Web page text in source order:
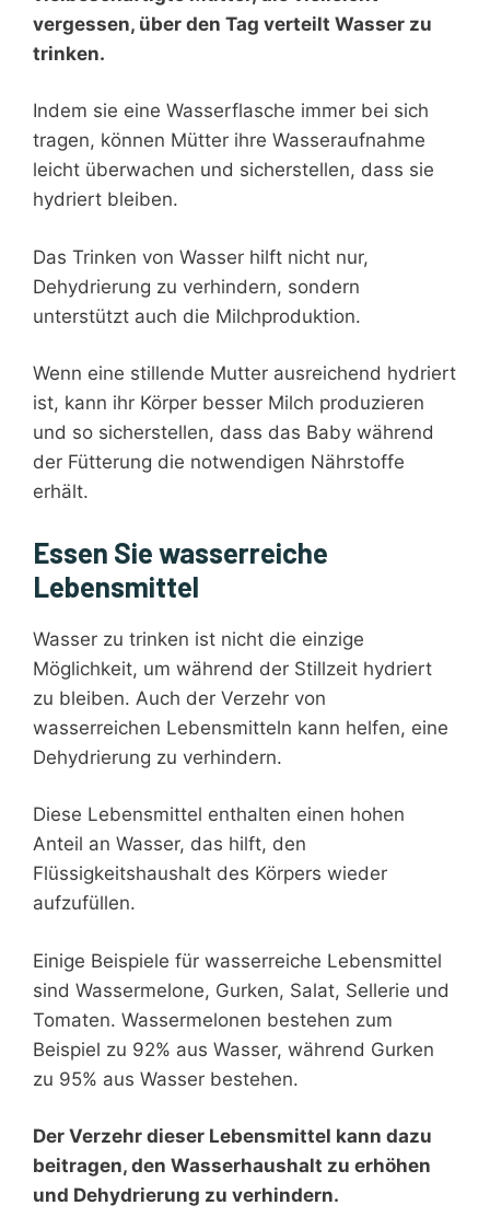
vergessen, über den Tag verteilt Wasser zu
trinken.
Indem sie eine Wasserflasche immer bei sich
tragen, können Mütter ihre Wasseraufnahme
leicht überwachen und sicherstellen, dass sie
hydriert bleiben.
Das Trinken von Wasser hilft nicht nur,
Dehydrierung zu verhindern, sondern
unterstützt auch die Milchproduktion.
Wenn eine stillende Mutter ausreichend hydriert
ist, kann ihr Körper besser Milch produzieren
und so sicherstellen, dass das Baby während
der Fütterung die notwendigen Nährstoffe
erhält.
Essen Sie wasserreiche
Lebensmittel
Wasser zu trinken ist nicht die einzige
Möglichkeit, um während der Stillzeit hydriert
zu bleiben. Auch der Verzehr von
wasserreichen Lebensmitteln kann helfen, eine
Dehydrierung zu verhindern.
Diese Lebensmittel enthalten einen hohen
Anteil an Wasser, das hilft, den
Flüssigkeitshaushalt des Körpers wieder
aufzufüllen.
Einige Beispiele für wasserreiche Lebensmittel
sind Wassermelone, Gurken, Salat, Sellerie und
Tomaten. Wassermelonen bestehen zum
Beispiel zu 92% aus Wasser, während Gurken
zu 95% aus Wasser bestehen.
Der Verzehr dieser Lebensmittel kann dazu
beitragen, den Wasserhaushalt zu erhöhen
und Dehydrierung zu verhindern.